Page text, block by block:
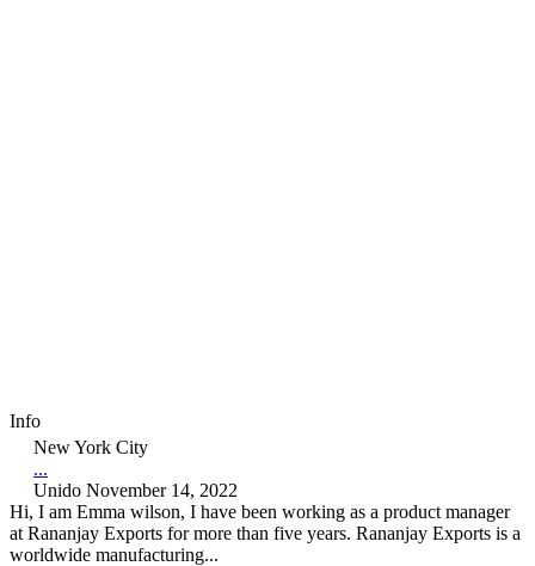
Info
New York City
...
Unido November 14, 2022
Hi, I am Emma wilson, I have been working as a product manager
at Rananjay Exports for more than five years. Rananjay Exports is a
worldwide manufacturing...